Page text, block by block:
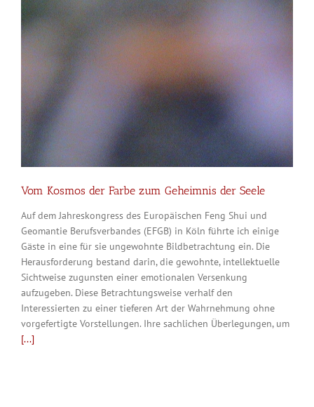
Vom Kosmos der Farbe zum Geheimnis der Seele
Auf dem Jahreskongress des Europäischen Feng Shui und
Geomantie Berufsverbandes (EFGB) in Köln führte ich einige
Gäste in eine für sie ungewohnte Bildbetrachtung ein. Die
Herausforderung bestand darin, die gewohnte, intellektuelle
Sichtweise zugunsten einer emotionalen Versenkung
aufzugeben. Diese Betrachtungsweise verhalf den
Interessierten zu einer tieferen Art der Wahrnehmung ohne
vorgefertigte Vorstellungen. Ihre sachlichen Überlegungen, um
[...]